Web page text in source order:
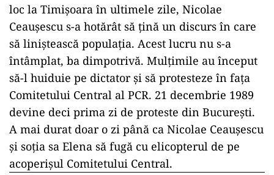
loc la Timișoara în ultimele zile, Nicolae
Ceaușescu s-a hotărât să țină un discurs în care
să liniștească populația. Acest lucru nu s-a
întâmplat, ba dimpotrivă. Mulțimile au început
să-l huiduie pe dictator și să protesteze în fața
Comitetului Central al PCR. 21 decembrie 1989
devine deci prima zi de proteste din București.
A mai durat doar o zi până ca Nicolae Ceaușescu
și soția sa Elena să fugă cu elicopterul de pe
acoperișul Comitetului Central.